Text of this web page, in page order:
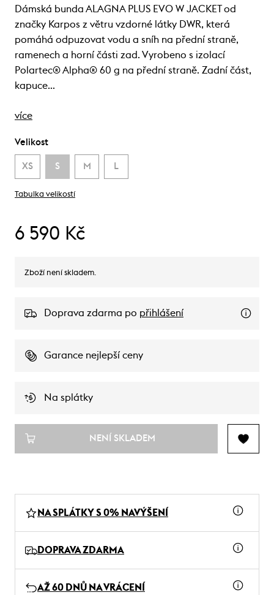
Dámská bunda ALAGNA PLUS EVO W JACKET od
značky Karpos z větru vzdorné látky DWR, která
pomáhá odpuzovat vodu a sníh na přední straně,
ramenech a horní části zad. Vyrobeno s izolací
Polartec® Alpha® 60 g na přední straně. Zadní část,
kapuce…
více
Velikost
XS S M L
Tabulka velikostí
6 590 Kč
Zboží není skladem.
Doprava zdarma po přihlášení
Garance nejlepší ceny
Na splátky
NENÍ SKLADEM
NA SPLÁTKY S 0% NAVÝŠENÍ
DOPRAVA ZDARMA
AŽ 60 DNŮ NA VRÁCENÍ